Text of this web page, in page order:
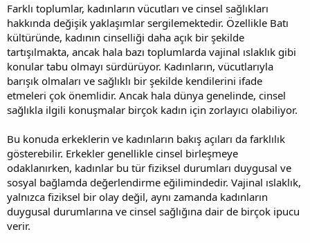
Farklı toplumlar, kadınların vücutları ve cinsel sağlıkları
hakkında değişik yaklaşımlar sergilemektedir. Özellikle Batı
kültüründe, kadının cinselliği daha açık bir şekilde
tartışılmakta, ancak hala bazı toplumlarda vajinal ıslaklık gibi
konular tabu olmayı sürdürüyor. Kadınların, vücutlarıyla
barışık olmaları ve sağlıklı bir şekilde kendilerini ifade
etmeleri çok önemlidir. Ancak hala dünya genelinde, cinsel
sağlıkla ilgili konuşmalar birçok kadın için zorlayıcı olabiliyor.
Bu konuda erkeklerin ve kadınların bakış açıları da farklılık
gösterebilir. Erkekler genellikle cinsel birleşmeye
odaklanırken, kadınlar bu tür fiziksel durumları duygusal ve
sosyal bağlamda değerlendirme eğilimindedir. Vajinal ıslaklık,
yalnızca fiziksel bir olay değil, aynı zamanda kadınların
duygusal durumlarına ve cinsel sağlığına dair de birçok ipucu
verir.